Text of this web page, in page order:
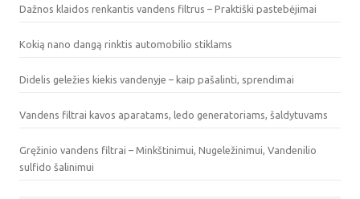
Dažnos klaidos renkantis vandens filtrus – Praktiški pastebėjimai
Kokią nano dangą rinktis automobilio stiklams
Didelis geležies kiekis vandenyje – kaip pašalinti, sprendimai
Vandens filtrai kavos aparatams, ledo generatoriams, šaldytuvams
Gręžinio vandens filtrai – Minkštinimui, Nugeležinimui, Vandenilio
sulfido šalinimui